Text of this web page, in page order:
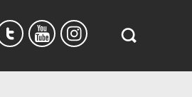
Search